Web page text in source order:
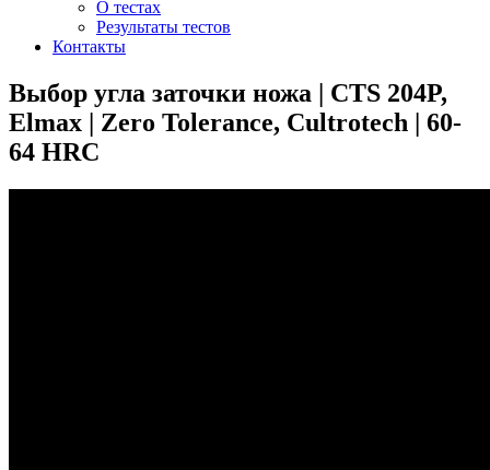
О тестах
Результаты тестов
Контакты
Выбор угла заточки ножа | CTS 204P,
Elmax | Zero Tolerance, Cultrotech | 60-
64 HRC